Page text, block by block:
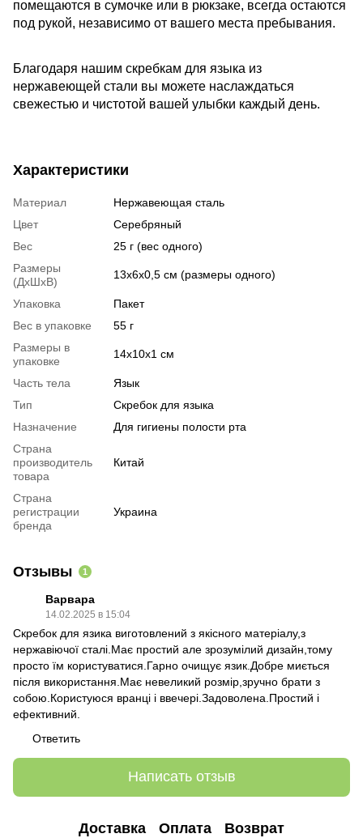
помещаются в сумочке или в рюкзаке, всегда остаются
под рукой, независимо от вашего места пребывания.
Благодаря нашим скребкам для языка из
нержавеющей стали вы можете наслаждаться
свежестью и чистотой вашей улыбки каждый день.
Характеристики
Материал
Нержавеющая сталь
Цвет
Серебряный
Вес
25 г (вес одного)
Размеры
(ДхШхВ)
13х6х0,5 см (размеры одного)
Упаковка
Пакет
Вес в упаковке
55 г
Размеры в
упаковке
14х10х1 см
Часть тела
Язык
Тип
Скребок для языка
Назначение
Для гигиены полости рта
Страна
производитель
товара
Китай
Страна
регистрации
бренда
Украина
Отзывы 1
Варвара
14.02.2025 в 15:04
Скребок для язика виготовлений з якісного матеріалу,з
нержавіючої сталі.Має простий але зрозумілий дизайн,тому
просто їм користуватися.Гарно очищує язик.Добре миється
після використання.Має невеликий розмір,зручно брати з
собою.Користуюся вранці і ввечері.Задоволена.Простий і
ефективний.
Ответить
Написать отзыв
Доставка Оплата Возврат